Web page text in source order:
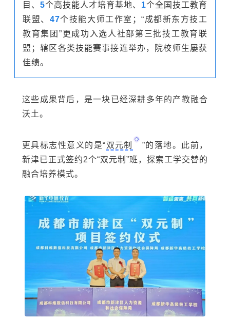
目、 5个高技能人才培育基地、 1个全国技工教育
联盟、 47个技能大师工作室；“成都新东方技工
教育集团”更成功入选人社部第三批技工教育联
盟；辖区各类技能赛事接连举办，院校师生屡获
佳绩。
这些成果背后，是一块已经深耕多年的产教融合
沃土。
更具标志性意义的是“双元制
”的落地。此前，
新津已正式签约2个“双元制”班，探索工学交替的
融合培养模式。